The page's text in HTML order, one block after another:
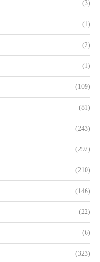
(3)
(1)
(2)
(1)
(109)
(81)
(243)
(292)
(210)
(146)
(22)
(6)
(323)